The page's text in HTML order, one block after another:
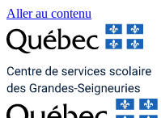
Aller au contenu